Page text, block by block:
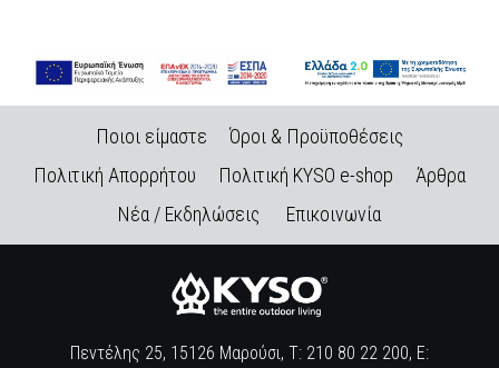
Ποιοι είμαστε
Όροι & Προϋποθέσεις
Πολιτική Απορρήτου
Πολιτική KYSO e-shop
Άρθρα
Νέα / Εκδηλώσεις
Επικοινωνία
Πεντέλης 25, 15126 Μαρούσι, Τ: 210 80 22 200, E: